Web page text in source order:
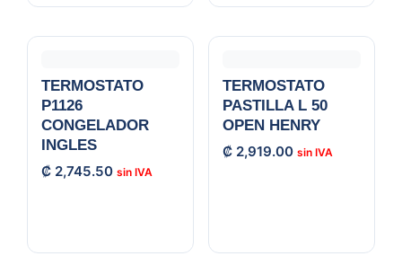
TERMOSTATO
P1126
CONGELADOR
INGLES
₡ 2,745.50
TERMOSTATO
PASTILLA L 50
OPEN HENRY
₡ 2,919.00